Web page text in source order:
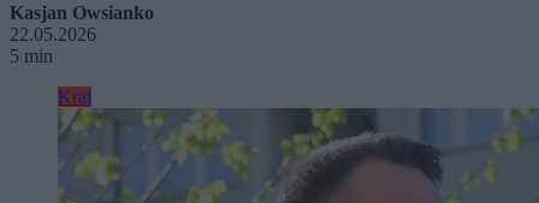
Kasjan Owsianko
22.05.2026
5 min
Kraj